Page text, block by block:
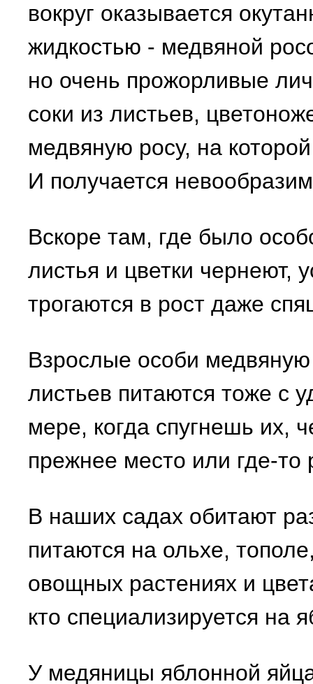
вокруг оказывается
жидкостью - медвяной
но очень прожорливые
соки из листьев,
медвяную росу, на
И получается
Вскоре там, где было
листья и цветки чернеют,
трогаются в рост даже
Взрослые особи
листьев питаются тоже с
мере, когда спугнешь их,
прежнее место или где-то
В наших садах обитают
питаются на ольхе,
овощных растениях и
кто специализируется на
У медяницы яблонной